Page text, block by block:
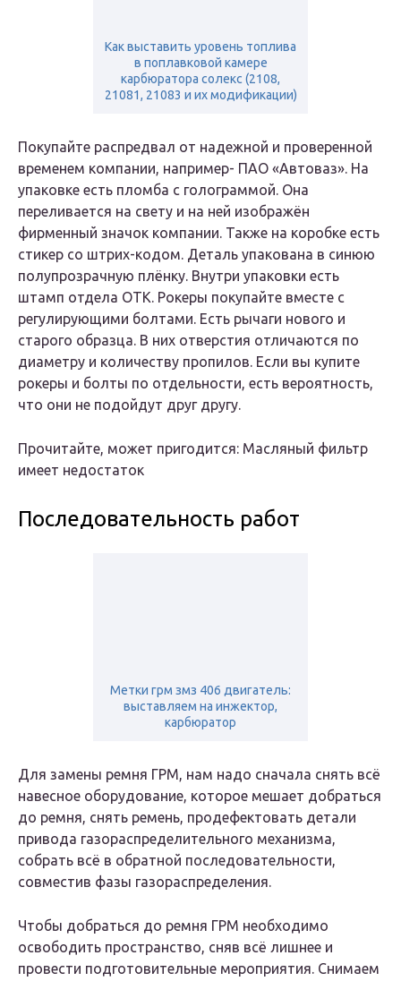
Как выставить уровень топлива
в поплавковой камере
карбюратора солекс (2108,
21081, 21083 и их модификации)
Покупайте распредвал от надежной и проверенной
временем компании, например- ПАО «Автоваз». На
упаковке есть пломба с голограммой. Она
переливается на свету и на ней изображён
фирменный значок компании. Также на коробке есть
стикер со штрих-кодом. Деталь упакована в синюю
полупрозрачную плёнку. Внутри упаковки есть
штамп отдела ОТК. Рокеры покупайте вместе с
регулирующими болтами. Есть рычаги нового и
старого образца. В них отверстия отличаются по
диаметру и количеству пропилов. Если вы купите
рокеры и болты по отдельности, есть вероятность,
что они не подойдут друг другу.
Прочитайте, может пригодится: Масляный фильтр
имеет недостаток
Последовательность работ
Метки грм змз 406 двигатель:
выставляем на инжектор,
карбюратор
Для замены ремня ГРМ, нам надо сначала снять всё
навесное оборудование, которое мешает добраться
до ремня, снять ремень, продефектовать детали
привода газораспределительного механизма,
собрать всё в обратной последовательности,
совместив фазы газораспределения.
Чтобы добраться до ремня ГРМ необходимо
освободить пространство, сняв всё лишнее и
провести подготовительные мероприятия. Снимаем